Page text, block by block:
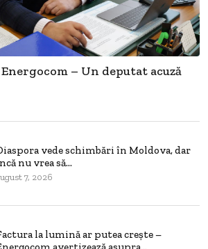
– Un deputat acuză
vede schimbări în Moldova, dar
nu vrea să...
7, 2026
la lumină ar putea crește –